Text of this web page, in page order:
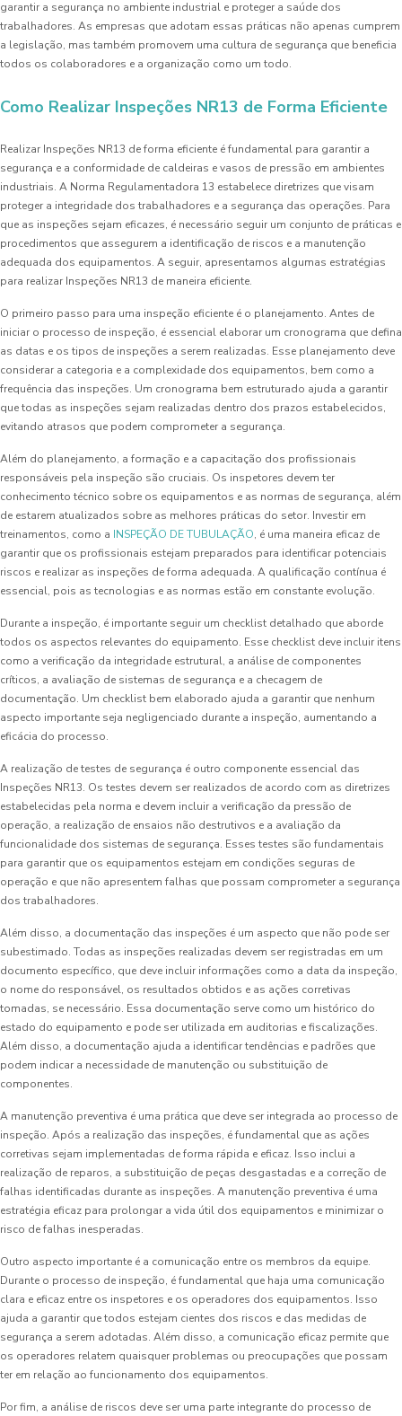
garantir a segurança no ambiente industrial e proteger a saúde dos
trabalhadores. As empresas que adotam essas práticas não apenas cumprem
a legislação, mas também promovem uma cultura de segurança que beneficia
todos os colaboradores e a organização como um todo.
Como Realizar Inspeções NR13 de Forma Eficiente
Realizar Inspeções NR13 de forma eficiente é fundamental para garantir a
segurança e a conformidade de caldeiras e vasos de pressão em ambientes
industriais. A Norma Regulamentadora 13 estabelece diretrizes que visam
proteger a integridade dos trabalhadores e a segurança das operações. Para
que as inspeções sejam eficazes, é necessário seguir um conjunto de práticas e
procedimentos que assegurem a identificação de riscos e a manutenção
adequada dos equipamentos. A seguir, apresentamos algumas estratégias
para realizar Inspeções NR13 de maneira eficiente.
O primeiro passo para uma inspeção eficiente é o planejamento. Antes de
iniciar o processo de inspeção, é essencial elaborar um cronograma que defina
as datas e os tipos de inspeções a serem realizadas. Esse planejamento deve
considerar a categoria e a complexidade dos equipamentos, bem como a
frequência das inspeções. Um cronograma bem estruturado ajuda a garantir
que todas as inspeções sejam realizadas dentro dos prazos estabelecidos,
evitando atrasos que podem comprometer a segurança.
Além do planejamento, a formação e a capacitação dos profissionais
responsáveis pela inspeção são cruciais. Os inspetores devem ter
conhecimento técnico sobre os equipamentos e as normas de segurança, além
de estarem atualizados sobre as melhores práticas do setor. Investir em
treinamentos, como a INSPEÇÃO DE TUBULAÇÃO, é uma maneira eficaz de
garantir que os profissionais estejam preparados para identificar potenciais
riscos e realizar as inspeções de forma adequada. A qualificação contínua é
essencial, pois as tecnologias e as normas estão em constante evolução.
Durante a inspeção, é importante seguir um checklist detalhado que aborde
todos os aspectos relevantes do equipamento. Esse checklist deve incluir itens
como a verificação da integridade estrutural, a análise de componentes
críticos, a avaliação de sistemas de segurança e a checagem de
documentação. Um checklist bem elaborado ajuda a garantir que nenhum
aspecto importante seja negligenciado durante a inspeção, aumentando a
eficácia do processo.
A realização de testes de segurança é outro componente essencial das
Inspeções NR13. Os testes devem ser realizados de acordo com as diretrizes
estabelecidas pela norma e devem incluir a verificação da pressão de
operação, a realização de ensaios não destrutivos e a avaliação da
funcionalidade dos sistemas de segurança. Esses testes são fundamentais
para garantir que os equipamentos estejam em condições seguras de
operação e que não apresentem falhas que possam comprometer a segurança
dos trabalhadores.
Além disso, a documentação das inspeções é um aspecto que não pode ser
subestimado. Todas as inspeções realizadas devem ser registradas em um
documento específico, que deve incluir informações como a data da inspeção,
o nome do responsável, os resultados obtidos e as ações corretivas
tomadas, se necessário. Essa documentação serve como um histórico do
estado do equipamento e pode ser utilizada em auditorias e fiscalizações.
Além disso, a documentação ajuda a identificar tendências e padrões que
podem indicar a necessidade de manutenção ou substituição de
componentes.
A manutenção preventiva é uma prática que deve ser integrada ao processo de
inspeção. Após a realização das inspeções, é fundamental que as ações
corretivas sejam implementadas de forma rápida e eficaz. Isso inclui a
realização de reparos, a substituição de peças desgastadas e a correção de
falhas identificadas durante as inspeções. A manutenção preventiva é uma
estratégia eficaz para prolongar a vida útil dos equipamentos e minimizar o
risco de falhas inesperadas.
Outro aspecto importante é a comunicação entre os membros da equipe.
Durante o processo de inspeção, é fundamental que haja uma comunicação
clara e eficaz entre os inspetores e os operadores dos equipamentos. Isso
ajuda a garantir que todos estejam cientes dos riscos e das medidas de
segurança a serem adotadas. Além disso, a comunicação eficaz permite que
os operadores relatem quaisquer problemas ou preocupações que possam
ter em relação ao funcionamento dos equipamentos.
Por fim, a análise de riscos deve ser uma parte integrante do processo de